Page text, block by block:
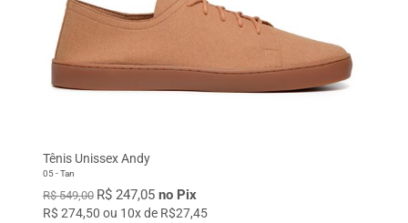
Tênis Unissex Andy
05 - Tan
R$ 549,00 R$ 247,05 no Pix
R$ 274,50 ou 10x de R$27,45